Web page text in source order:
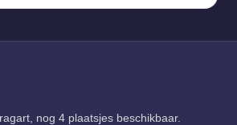
nog 4 plaatsjes beschikbaar.